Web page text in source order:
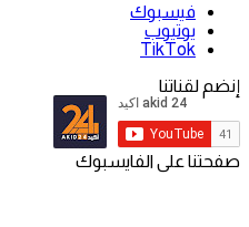
فيسبوك
يوتيوب
‫TikTok
إنضم لقناتنا
صفحتنا على الفايسبوك